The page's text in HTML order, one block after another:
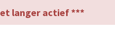
langer actief ***